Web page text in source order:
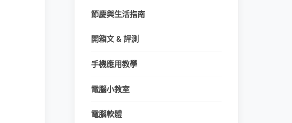
節慶與生活指南
開箱文 & 評測
手機應用教學
電腦小教室
電腦軟體